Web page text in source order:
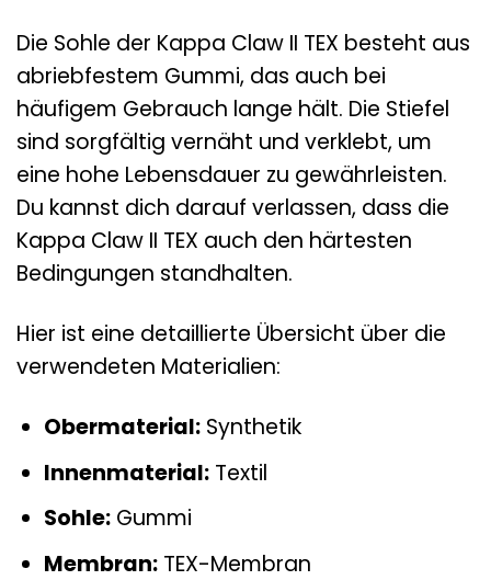
Die Sohle der Kappa Claw II TEX besteht aus
abriebfestem Gummi, das auch bei
häufigem Gebrauch lange hält. Die Stiefel
sind sorgfältig vernäht und verklebt, um
eine hohe Lebensdauer zu gewährleisten.
Du kannst dich darauf verlassen, dass die
Kappa Claw II TEX auch den härtesten
Bedingungen standhalten.
Hier ist eine detaillierte Übersicht über die
verwendeten Materialien:
Obermaterial:Synthetik
Innenmaterial:Textil
Sohle:Gummi
Membran:TEX-Membran